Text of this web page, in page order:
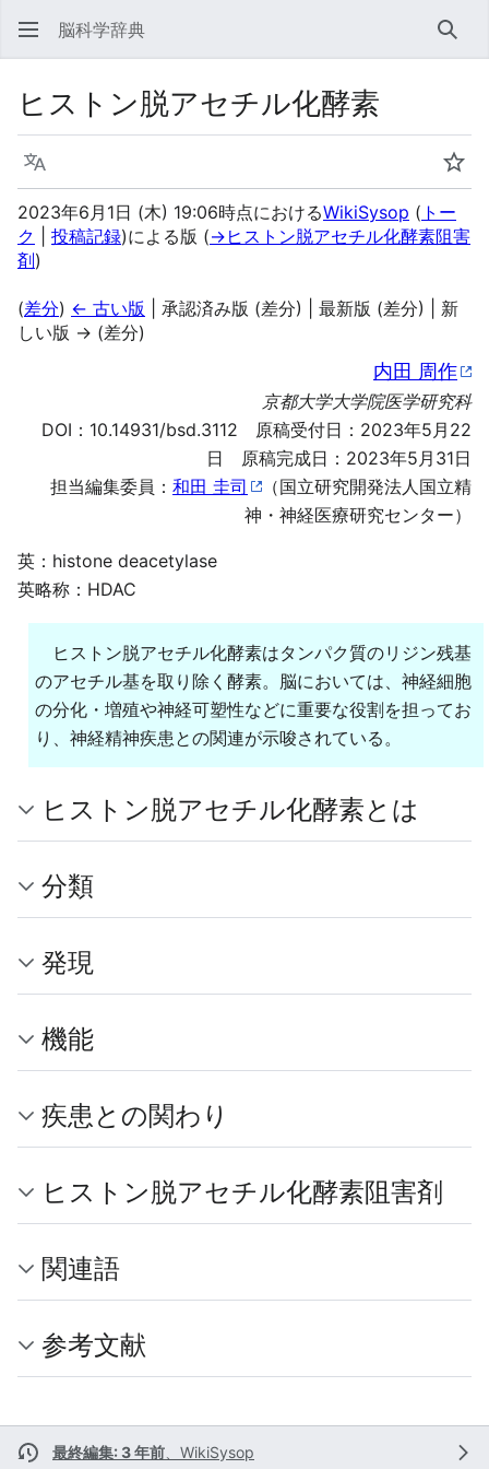
脳科学辞典 検索
ヒストン脱アセチル化酵素
言語
ウ
2023年6月1日 (木) 19:06時点におけるWikiSysop ( トー
ク
投稿記録)による版 (→ ヒストン脱アセチル化酵素阻害
剤)
(差分) ← 古い版 | 承認済み版 (差分) | 最新版 (差分) | 新
しい版 → (差分)
内田 周作
京都大学大学院医学研究科
DOI： 10.14931/bsd.3112 原稿受付日：2023年5月22
日 原稿完成日：2023年5月31日
担当編集委員： 和田 圭司
（国立研究開発法人国立精
神・神経医療研究センター）
英：histone deacetylase
英略称：HDAC
ヒストン脱アセチル化酵素はタンパク質のリジン残基
のアセチル基を取り除く酵素。脳においては、神経細胞
の分化・増殖や神経可塑性などに重要な役割を担ってお
り、神経精神疾患との関連が示唆されている。
ヒストン脱アセチル化酵素とは
分類
発現
機能
疾患との関わり
ヒストン脱アセチル化酵素阻害剤
関連語
参考文献
最終編集: 3 年前 WikiSysop